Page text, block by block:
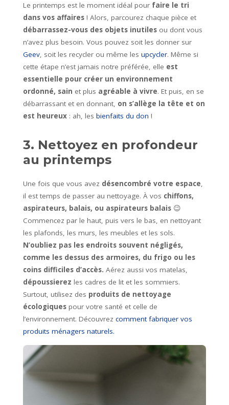
Le printemps est le moment idéal pour faire le tri
dans vos affaires ! Alors, parcourez chaque pièce et
débarrassez-vous des objets inutiles ou dont vous
n’avez plus besoin. Vous pouvez soit les donner sur
Geev, soit les recycler ou même les upcycler. Même si
cette étape n’est jamais notre préférée, elle est
essentielle pour créer un environnement
ordonné, sain et plus agréable à vivre. Et puis, en se
débarrassant et en donnant, on s’allège la tête et on
est heureux : ah, les bienfaits du don !
3. Nettoyez en profondeur
au printemps
Une fois que vous avez désencombré votre espace,
il est temps de passer au nettoyage. À vos chiffons,
aspirateurs, balais, ou aspirateurs balais 😉
Commencez par le haut, puis vers le bas, en nettoyant
les plafonds, les murs, les meubles et les sols.
N’oubliez pas les endroits souvent négligés,
comme les dessus des armoires, du frigo ou les
coins difficiles d’accès. Aérez aussi vos matelas,
dépoussierez les cadres de lit et les sommiers.
Surtout, utilisez des produits de nettoyage
écologiques pour votre santé et celle de
l’environnement. Découvrez comment fabriquer vos
produits ménagers naturels.